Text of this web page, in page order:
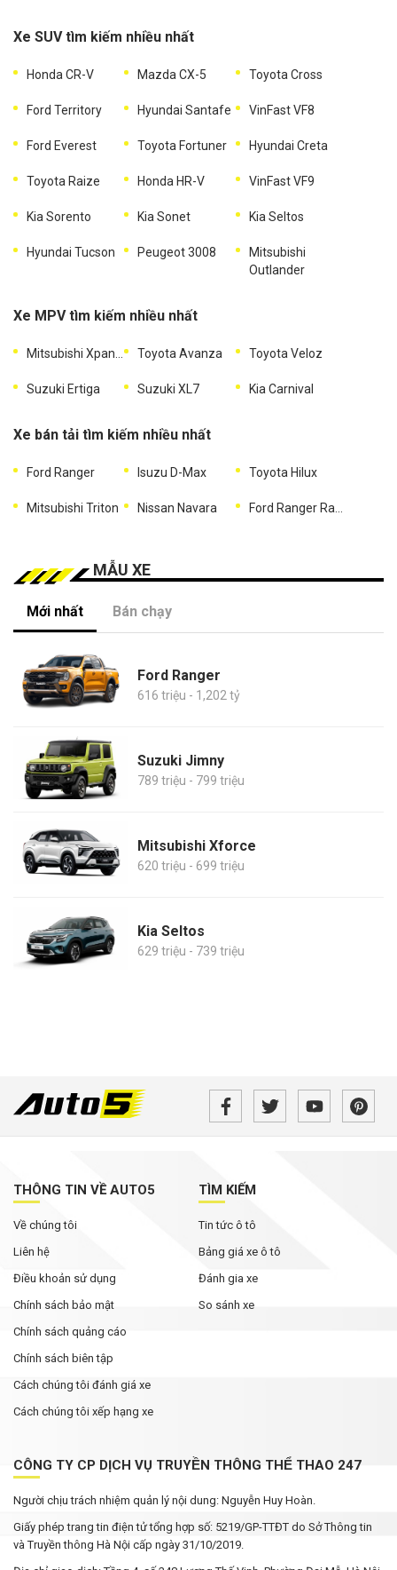
Xe SUV tìm kiếm nhiều nhất
Honda CR-V Mazda CX-5 Toyota Cross
Ford Territory Hyundai Santafe VinFast VF8
Ford Everest Toyota Fortuner Hyundai Creta
Toyota Raize Honda HR-V VinFast VF9
Kia Sorento Kia Sonet Kia Seltos
Hyundai Tucson Peugeot 3008
Mitsubishi
Outlander
Xe MPV tìm kiếm nhiều nhất
Toyota Avanza Toyota Veloz
Suzuki Ertiga Suzuki XL7 Kia Carnival
Xe bán tải tìm kiếm nhiều nhất
Ford Ranger Isuzu D-Max Toyota Hilux
Mitsubishi Triton Nissan Navara
MẪU XE
Mới nhất Bán chạy
Ford Ranger
616 triệu - 1,202 tỷ
Suzuki Jimny
789 triệu - 799 triệu
Mitsubishi Xforce
620 triệu - 699 triệu
Kia Seltos
629 triệu - 739 triệu
THÔNG TIN VỀ AUTO5
Về chúng tôi
Liên hệ
Điều khoản sử dụng
Chính sách bảo mật
Chính sách quảng cáo
Chính sách biên tập
Cách chúng tôi đánh giá xe
Cách chúng tôi xếp hạng xe
TÌM KIẾM
Tin tức ô tô
Bảng giá xe ô tô
Đánh gia xe
So sánh xe
CÔNG TY CP DỊCH VỤ TRUYỀN THÔNG THỂ THAO 247
Người chịu trách nhiệm quản lý nội dung: Nguyễn Huy Hoàn.
Giấy phép trang tin điện tử tổng hợp số: 5219/GP-TTĐT do Sở Thông tin
và Truyền thông Hà Nội cấp ngày 31/10/2019.